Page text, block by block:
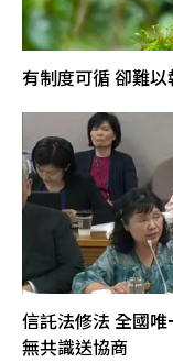
有制度可循 卻難
信託法修法 全國
無共識送協商